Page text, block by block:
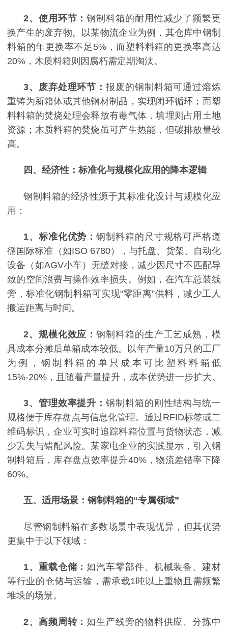
2、 使用环节：钢制料箱的耐用性减少了频繁更
换产生的废弃物。以某物流企业为例，其仓库中钢制
料箱的年更换率不足 5%，而塑料料箱的更换率高达
20%，木质料箱则因腐朽需定期淘汰。
3、 废弃处理环节：报废的钢制料箱可通过熔炼
重铸为新箱体或其他钢材制品，实现闭环循环；而塑
料料箱的焚烧处理会释放有毒气体，填埋则占用土地
资源；木质料箱的焚烧虽可产生热能，但碳排放量较
高。
四、经济性：标准化与规模化应用的降本逻辑
钢制料箱的经济性源于其标准化设计与规模化应
用：
1、 标准化优势：钢制料箱的尺寸规格可严格遵
循国际标准（如ISO 6780），与托盘、货架、自动化
设备（如AGV小车）无缝对接，减少因尺寸不匹配导
致的空间浪费与操作效率损失。例如，在汽车总装线
旁，标准化钢制料箱可实现“零距离”供料，减少工人
搬运距离与时间。
2、 规模化效应：钢制料箱的生产工艺成熟，模
具成本分摊后单箱成本较低。以年产量10万只的工厂
为例，钢制料箱的单只成本可比塑料料箱低
15%-20%，且随着产量提升，成本优势进一步扩大。
3、 管理效率提升：钢制料箱的刚性结构与统一
规格便于库存盘点与信息化管理。通过RFID标签或二
维码标识，企业可实时追踪料箱位置与货物状态，减
少丢失与错配风险。某家电企业的实践显示，引入钢
制料箱后，库存盘点效率提升40%，物流差错率下降
60%。
五、适用场景：钢制料箱的“专属领域”
尽管钢制料箱在多数场景中表现优异，但其优势
更集中于以下领域：
1、 重载仓储：如汽车零部件、机械装备、建材
等行业的仓储与运输，需承载1吨以上重物且需频繁
堆垛的场景。
2、 高频周转：如生产线旁的物料供应、分拣中